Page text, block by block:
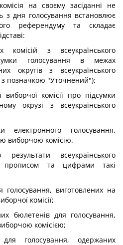
на своєму засіданні не
з дня голосування встановлює
референдуму та складає
комісій з всеукраїнського
голосування в межах
округів з всеукраїнського
з позначкою "Уточнений");
комісії про підсумки
окрузі з всеукраїнського
голосування,
виборчою комісію.
всеукраїнського
прописом та цифрами такі
голосування, виготовлених на
комісії;
бюлетенів для голосування,
комісією;
голосування, одержаних